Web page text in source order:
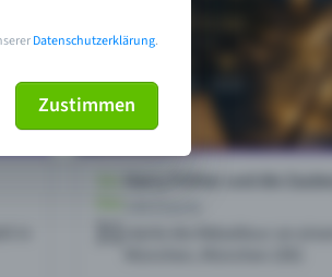
Datenschutzerklärung.
Zustimmen